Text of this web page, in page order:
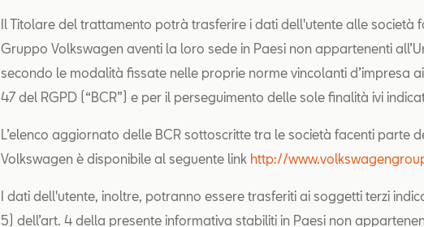
Il Titolare del trattamento potrà trasferire i dati dell'utente alle società
Gruppo Volkswagen aventi la loro sede in Paesi non appartenenti
secondo le modalità fissate nelle proprie norme vincolanti d’impresa ai
47 del RGPD (“BCR”) e per il perseguimento delle sole finalità ivi
L’elenco aggiornato delle BCR sottoscritte tra le società facenti parte
Volkswagen è disponibile al seguente link http://
I dati dell'utente, inoltre, potranno essere trasferiti ai soggetti terzi
5) dell’art. 4 della presente informativa stabiliti in Paesi non